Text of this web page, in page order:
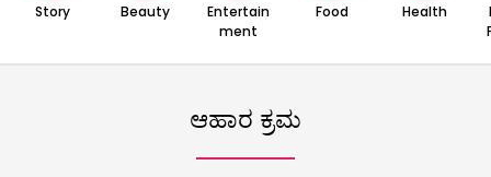
Story Beauty
Entertain
ment
Food Health
ಆಹಾರ ಕ್ರಮ